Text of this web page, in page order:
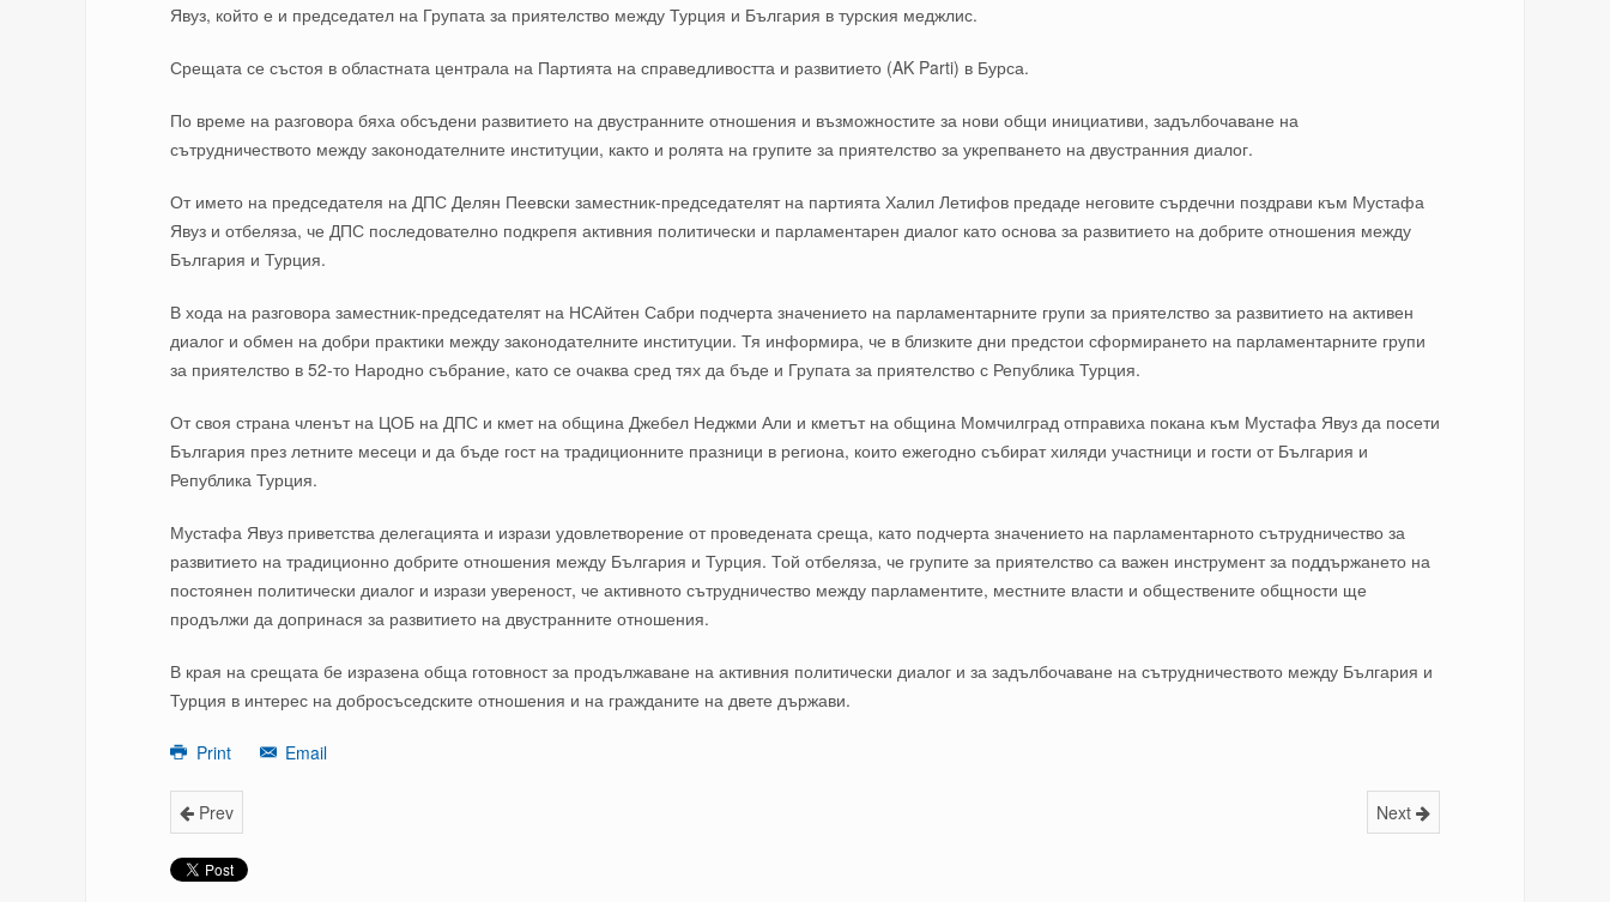
Явуз, който е и председател на Групата за приятелство между Турция и България в турския меджлис.
Срещата се състоя в областната централа на Партията на справедливостта и развитието (AK Parti) в Бурса.
По време на разговора бяха обсъдени развитието на двустранните отношения и възможностите за нови общи инициативи, задълбочаване на
сътрудничеството между законодателните институции, както и ролята на групите за приятелство за укрепването на двустранния диалог.
От името на председателя на ДПС Делян Пеевски заместник-председателят на партията Халил Летифов предаде неговите сърдечни поздрави към Мустафа
Явуз и отбеляза, че ДПС последователно подкрепя активния политически и парламентарен диалог като основа за развитието на добрите отношения между
България и Турция.
В хода на разговора заместник-председателят на НСАйтен Сабри подчерта значението на парламентарните групи за приятелство за развитието на активен
диалог и обмен на добри практики между законодателните институции. Тя информира, че в близките дни предстои сформирането на парламентарните групи
за приятелство в 52-то Народно събрание, като се очаква сред тях да бъде и Групата за приятелство с Република Турция.
От своя страна членът на ЦОБ на ДПС и кмет на община Джебел Неджми Али и кметът на община Момчилград отправиха покана към Мустафа Явуз да посети
България през летните месеци и да бъде гост на традиционните празници в региона, които ежегодно събират хиляди участници и гости от България и
Република Турция.
Мустафа Явуз приветства делегацията и изрази удовлетворение от проведената среща, като подчерта значението на парламентарното сътрудничество за
развитието на традиционно добрите отношения между България и Турция. Той отбеляза, че групите за приятелство са важен инструмент за поддържането на
постоянен политически диалог и изрази увереност, че активното сътрудничество между парламентите, местните власти и обществените общности ще
продължи да допринася за развитието на двустранните отношения.
В края на срещата бе изразена обща готовност за продължаване на активния политически диалог и за задълбочаване на сътрудничеството между България и
Турция в интерес на добросъседските отношения и на гражданите на двете държави.
Print Email
Prev Next